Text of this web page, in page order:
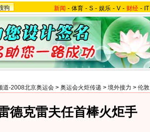
狗 新闻 - 体育 - S - 娱乐 - V - 财经 - IT
道-2008北京奥运会 > 奥运会火炬传递 > 境外接力 > 伦敦
德克雷夫任首棒火炬手